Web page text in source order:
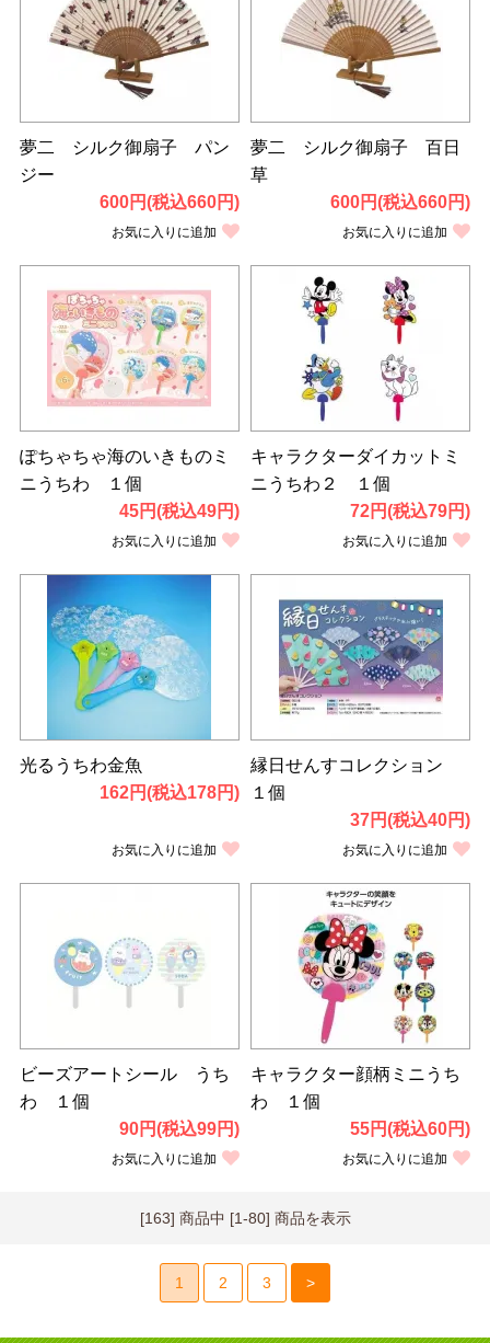
夢二 シルク御扇子 パン
ジー
600円(税込660円)
お気に入りに追加
夢二 シルク御扇子 百日
草
600円(税込660円)
お気に入りに追加
ぽちゃちゃ海のいきものミ
ニうちわ １個
45円(税込49円)
お気に入りに追加
キャラクターダイカットミ
ニうちわ２ １個
72円(税込79円)
お気に入りに追加
光るうちわ金魚
162円(税込178円)
お気に入りに追加
縁日せんすコレクション
１個
37円(税込40円)
お気に入りに追加
ビーズアートシール うち
わ １個
90円(税込99円)
お気に入りに追加
キャラクター顔柄ミニうち
わ １個
55円(税込60円)
お気に入りに追加
[163] 商品中 [1-80] 商品を表示
1 2 3 >